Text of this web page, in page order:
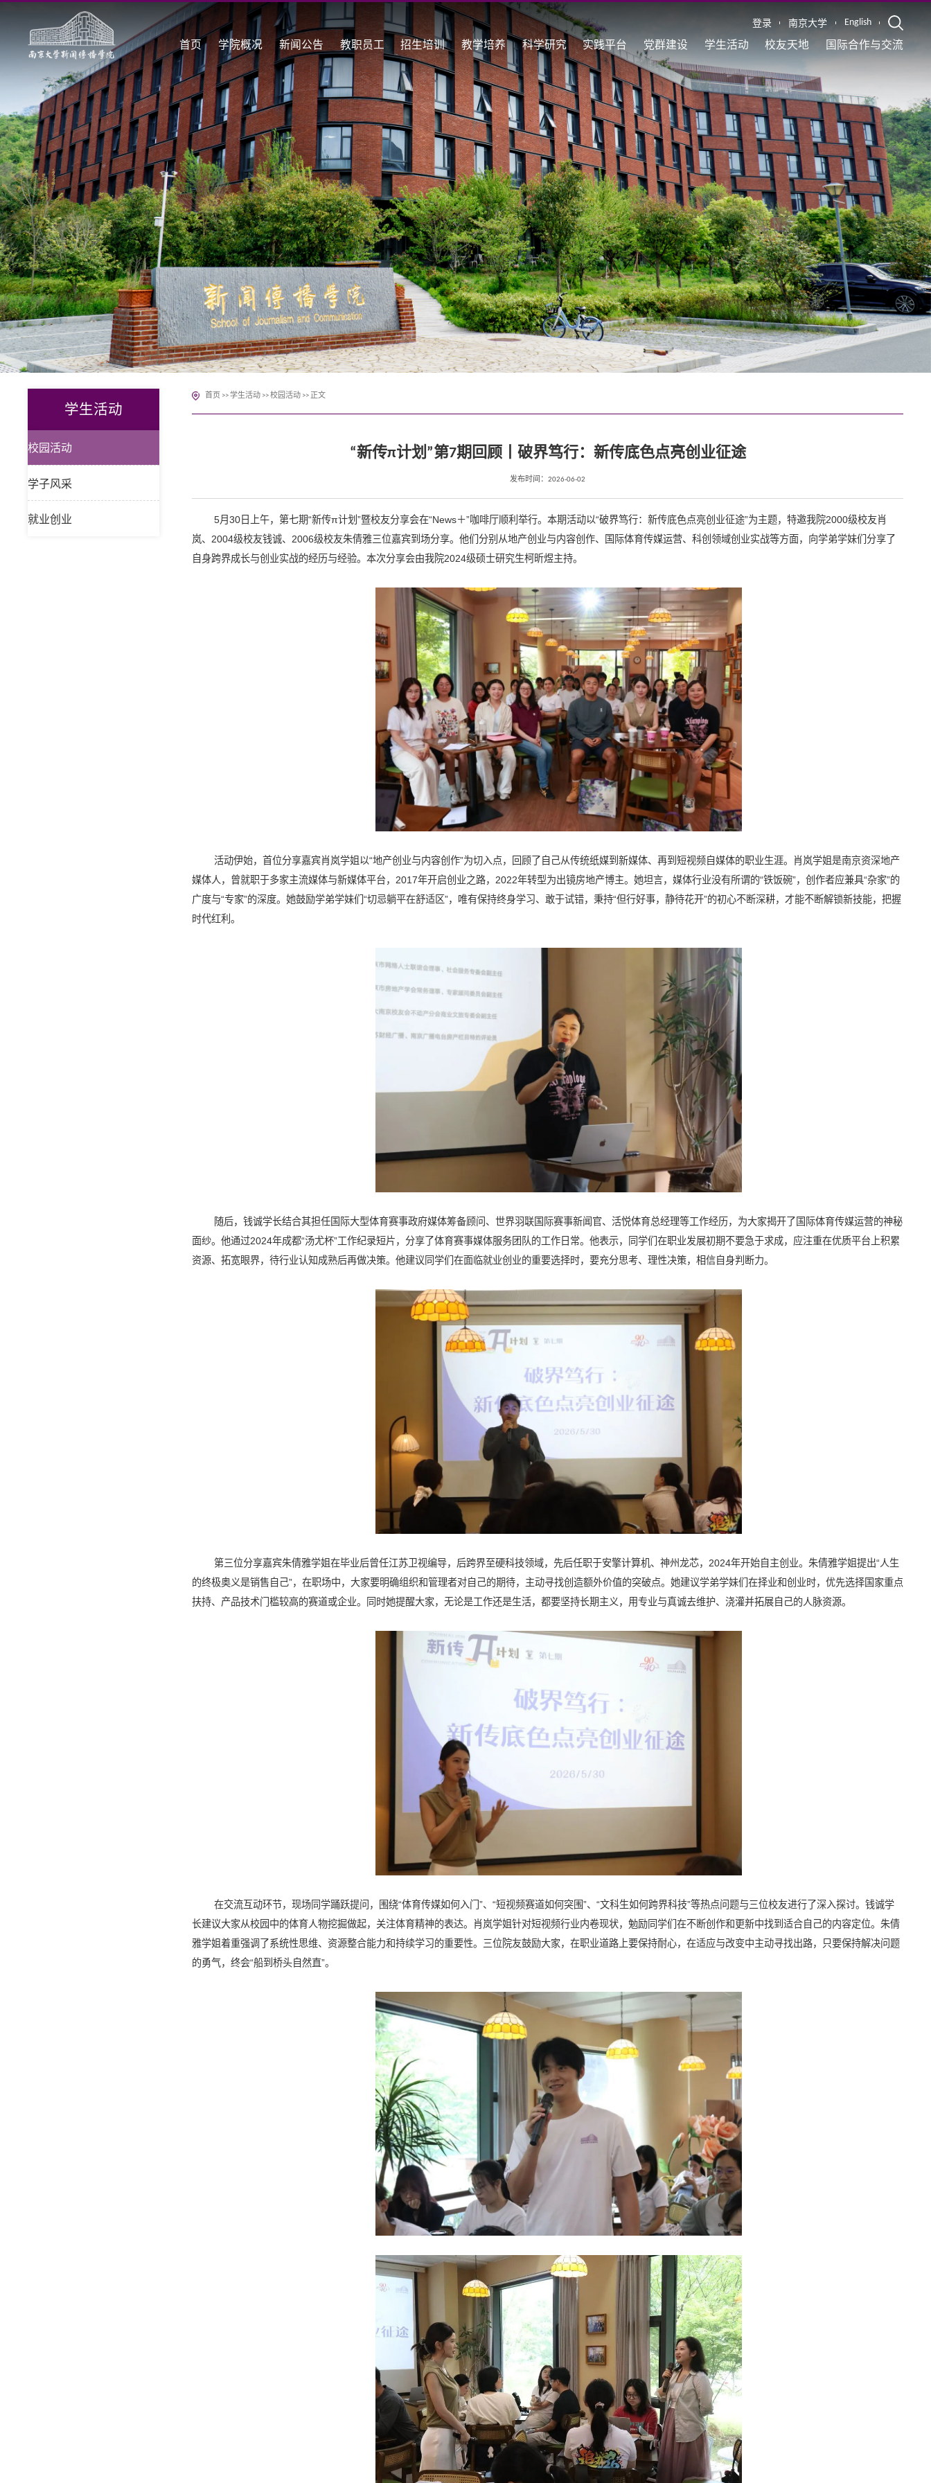
登录 南京大学 English
首页 学院概况 新闻公告 教职员工 招生培训 教学培养 科学研究 实践平台 党群建设 学生活动 校友天地 国际合作与交流
学生活动
校园活动
学子风采
就业创业
首页 >>学生活动 >>校园活动 >> 正文
“新传π计划”第7期回顾丨破界笃行：新传底色点亮创业征途
发布时间：2026-06-02
5月30日上午，第七期“新传π计划”暨校友分享会在“News＋”咖啡厅顺利举行。本期活动以“破界笃行：新传底色点亮创业征途”为主题，特邀我院2000级校友肖
岚、2004级校友钱诚、2006级校友朱倩雅三位嘉宾到场分享。他们分别从地产创业与内容创作、国际体育传媒运营、科创领域创业实战等方面，向学弟学妹们分享了
自身跨界成长与创业实战的经历与经验。本次分享会由我院2024级硕士研究生柯昕煜主持。
活动伊始，首位分享嘉宾肖岚学姐以“地产创业与内容创作”为切入点，回顾了自己从传统纸媒到新媒体、再到短视频自媒体的职业生涯。肖岚学姐是南京资深地产
媒体人，曾就职于多家主流媒体与新媒体平台，2017年开启创业之路，2022年转型为出镜房地产博主。她坦言，媒体行业没有所谓的“铁饭碗”，创作者应兼具“杂家”的
广度与“专家”的深度。她鼓励学弟学妹们“切忌躺平在舒适区”，唯有保持终身学习、敢于试错，秉持“但行好事，静待花开”的初心不断深耕，才能不断解锁新技能，把握
时代红利。
随后，钱诚学长结合其担任国际大型体育赛事政府媒体筹备顾问、世界羽联国际赛事新闻官、活悦体育总经理等工作经历，为大家揭开了国际体育传媒运营的神秘
面纱。他通过2024年成都“汤尤杯”工作纪录短片，分享了体育赛事媒体服务团队的工作日常。他表示，同学们在职业发展初期不要急于求成，应注重在优质平台上积累
资源、拓宽眼界，待行业认知成熟后再做决策。他建议同学们在面临就业创业的重要选择时，要充分思考、理性决策，相信自身判断力。
第三位分享嘉宾朱倩雅学姐在毕业后曾任江苏卫视编导，后跨界至硬科技领域，先后任职于安擎计算机、神州龙芯，2024年开始自主创业。朱倩雅学姐提出“人生
的终极奥义是销售自己”，在职场中，大家要明确组织和管理者对自己的期待，主动寻找创造额外价值的突破点。她建议学弟学妹们在择业和创业时，优先选择国家重点
扶持、产品技术门槛较高的赛道或企业。同时她提醒大家，无论是工作还是生活，都要坚持长期主义，用专业与真诚去维护、浇灌并拓展自己的人脉资源。
在交流互动环节，现场同学踊跃提问，围绕“体育传媒如何入门”、“短视频赛道如何突围”、“文科生如何跨界科技”等热点问题与三位校友进行了深入探讨。钱诚学
长建议大家从校园中的体育人物挖掘做起，关注体育精神的表达。肖岚学姐针对短视频行业内卷现状，勉励同学们在不断创作和更新中找到适合自己的内容定位。朱倩
雅学姐着重强调了系统性思维、资源整合能力和持续学习的重要性。三位院友鼓励大家，在职业道路上要保持耐心，在适应与改变中主动寻找出路，只要保持解决问题
的勇气，终会“船到桥头自然直”。